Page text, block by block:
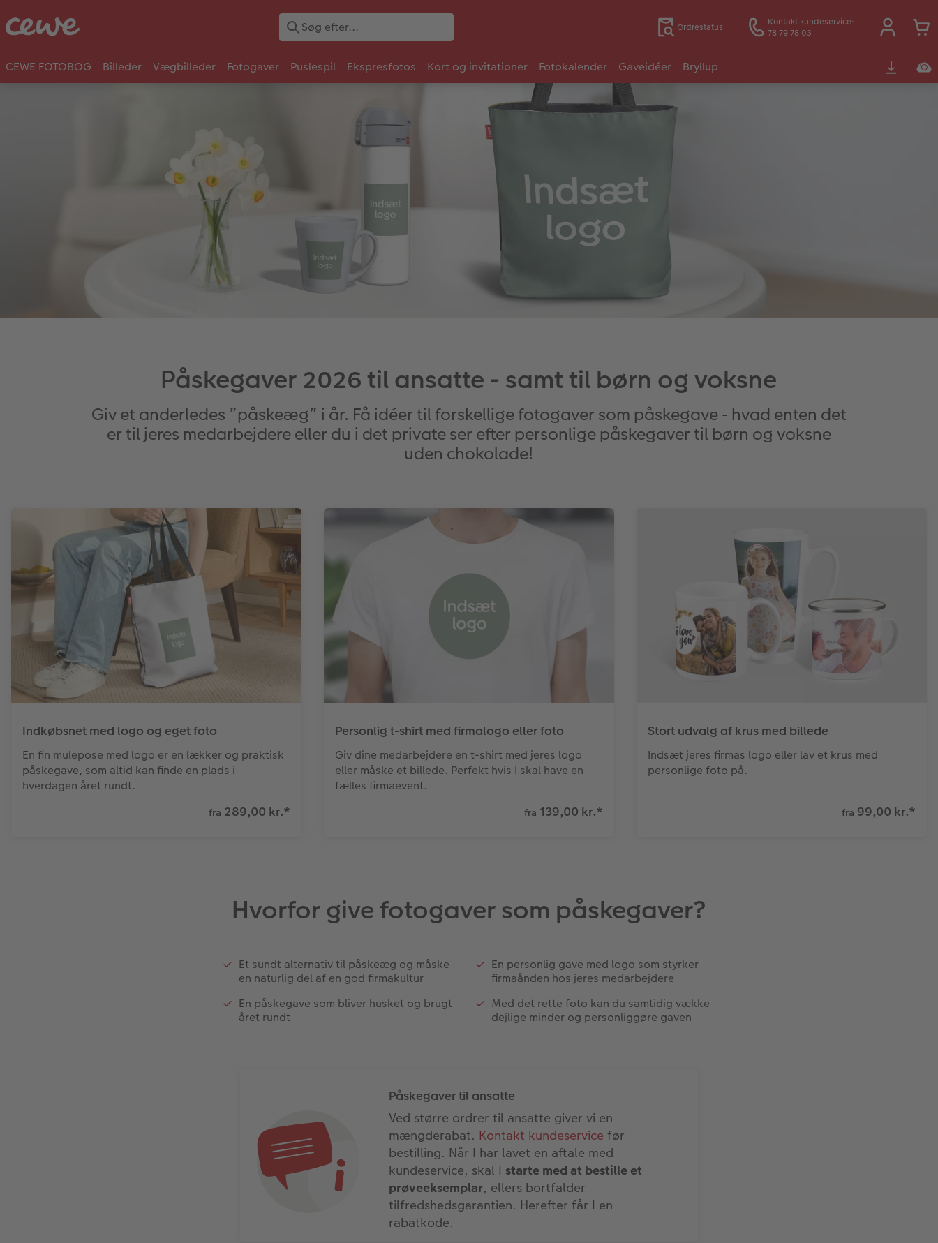
Ordrestatus
Kontakt kundeservice:
78 79 78 03
CEWE FOTOBOG Billeder Vægbilleder Fotogaver Puslespil Ekspresfotos Kort og invitationer Fotokalender Gaveidéer Bryllup
Påskegaver 2026 til ansatte - samt til børn og voksne
Giv et anderledes ”påskeæg” i år. Få idéer til forskellige fotogaver som påskegave - hvad enten det
er til jeres medarbejdere eller du i det private ser efter personlige påskegaver til børn og voksne
uden chokolade!
Indkøbsnet med logo og eget foto
En fin mulepose med logo er en lækker og praktisk
påskegave, som altid kan finde en plads i
hverdagen året rundt.
fra 289,00 kr.*
Personlig t-shirt med firmalogo eller foto
Giv dine medarbejdere en t-shirt med jeres logo
eller måske et billede. Perfekt hvis I skal have en
fælles firmaevent.
fra 139,00 kr.*
Stort udvalg af krus med billede
Indsæt jeres firmas logo eller lav et krus med
personlige foto på.
fra 99,00 kr.*
Hvorfor give fotogaver som påskegaver?
Et sundt alternativ til påskeæg og måske
en naturlig del af en god firmakultur
En påskegave som bliver husket og brugt
året rundt
En personlig gave med logo som styrker
firmaånden hos jeres medarbejdere
Med det rette foto kan du samtidig vække
dejlige minder og personliggøre gaven
Påskegaver til ansatte
Ved større ordrer til ansatte giver vi en
mængderabat. Kontakt kundeservice før
bestilling. Når I har lavet en aftale med
kundeservice, skal I starte med at bestille et
prøveeksemplar, ellers bortfalder
tilfredshedsgarantien. Herefter får I en
rabatkode.